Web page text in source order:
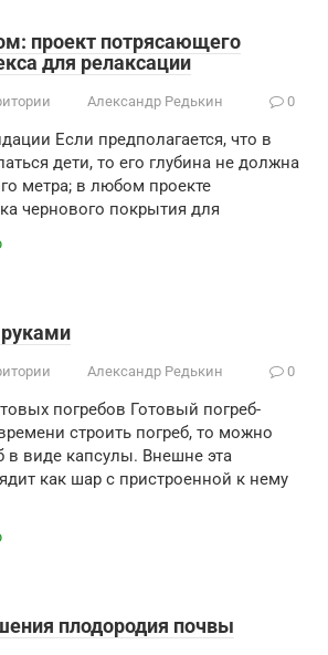
проект потрясающего
для релаксации
Александр Редькин 0
Если предполагается, что в
дети, то его глубина не должна
метра; в любом проекте
чернового покрытия для
Александр Редькин 0
погребов Готовый погреб-
строить погреб, то можно
в виде капсулы. Внешне эта
как шар с пристроенной к нему
плодородия почвы